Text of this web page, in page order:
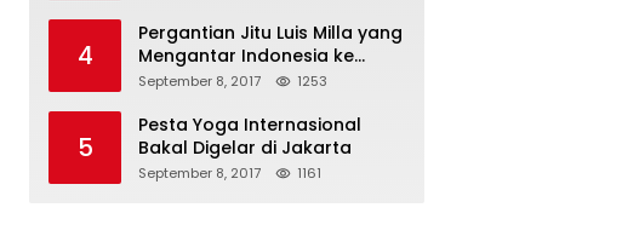
4
Pergantian Jitu Luis Milla yang
Mengantar Indonesia ke
Semifinal
September 8, 2017 1253
5
Pesta Yoga Internasional
Bakal Digelar di Jakarta
September 8, 2017 1161